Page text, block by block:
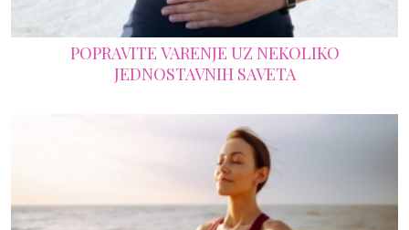
POPRAVITE VARENJE UZ NEKOLIKO
JEDNOSTAVNIH SAVETA